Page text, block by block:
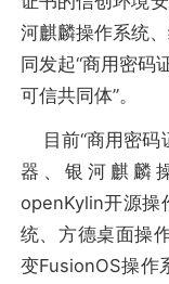
河麒麟操作系统
同发起“商用密码
可信共同体”。
目前“商用密码
器、银河麒麟
openKylin开源操
统、方德桌面操
变FusionOS操作